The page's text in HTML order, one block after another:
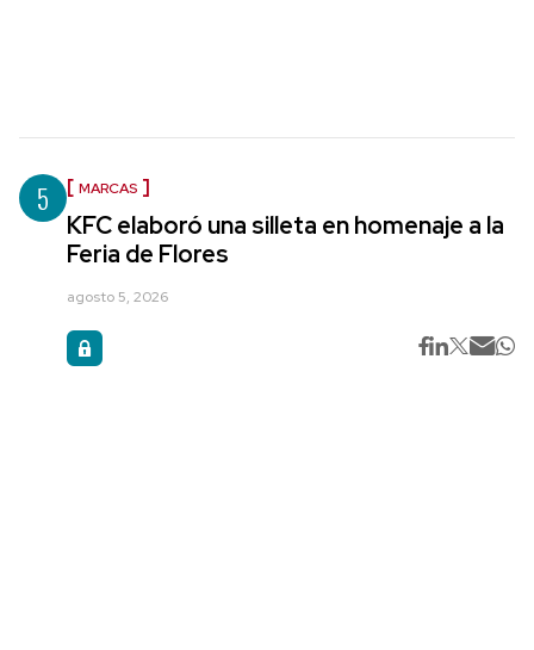
5 MARCAS
KFC elaboró una silleta en homenaje a la
Feria de Flores
agosto 5, 2026